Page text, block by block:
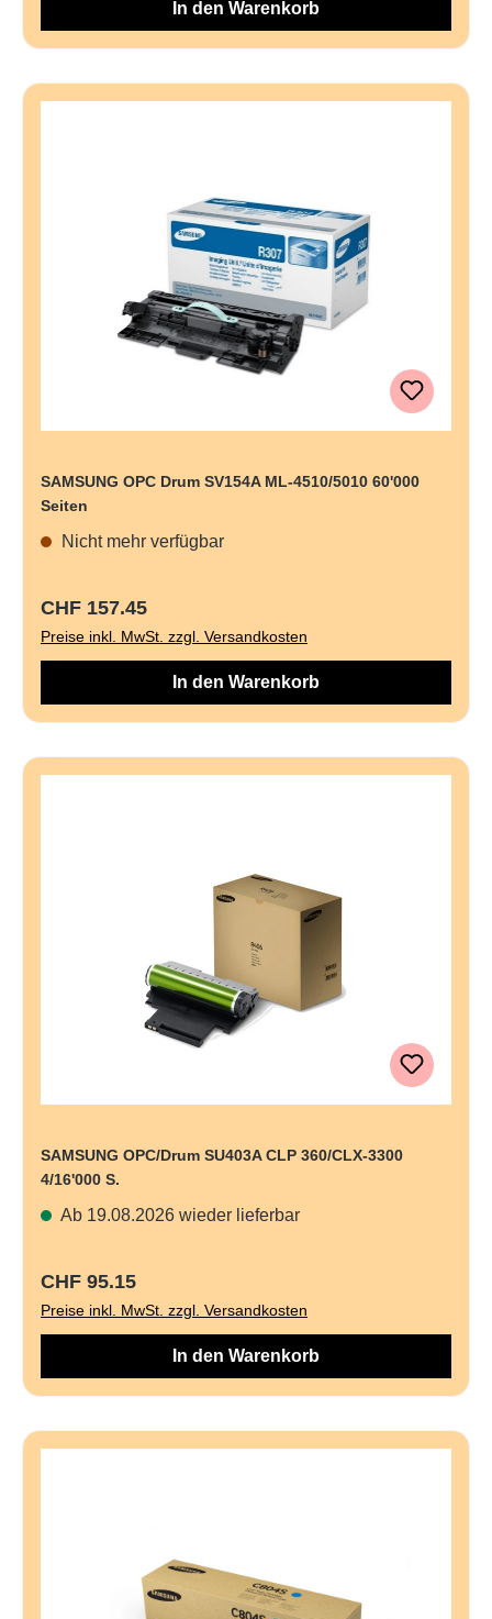
In den Warenkorb
SAMSUNG OPC Drum SV154A ML-4510/5010 60'000
Seiten
Nicht mehr verfügbar
Regulärer Preis:
CHF 157.45
Preise inkl. MwSt. zzgl. Versandkosten
In den Warenkorb
SAMSUNG OPC/Drum SU403A CLP 360/CLX-3300
4/16'000 S.
Ab 19.08.2026 wieder lieferbar
Regulärer Preis:
CHF 95.15
Preise inkl. MwSt. zzgl. Versandkosten
In den Warenkorb